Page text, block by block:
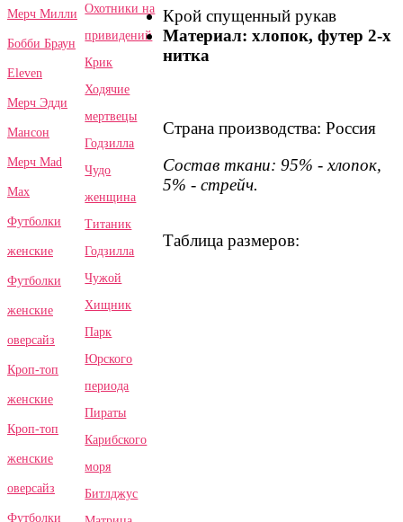
Мерч Милли
Бобби Браун
Eleven
Мерч Эдди
Мансон
Мерч Mad
Max
Футболки
женские
Футболки
женские
оверсайз
Кроп-топ
женские
Кроп-топ
женские
оверсайз
Футболки
Охотники на
привидений
Крик
Ходячие
мертвецы
Годзилла
Чудо
женщина
Титаник
Годзилла
Чужой
Хищник
Парк
Юрского
периода
Пираты
Карибского
моря
Битлджус
Крой спущенный рукав
Материал: хлопок, футер 2-х
нитка
Страна производства: Россия
Состав ткани: 95% - хлопок,
5% - стрейч.
Таблица размеров: